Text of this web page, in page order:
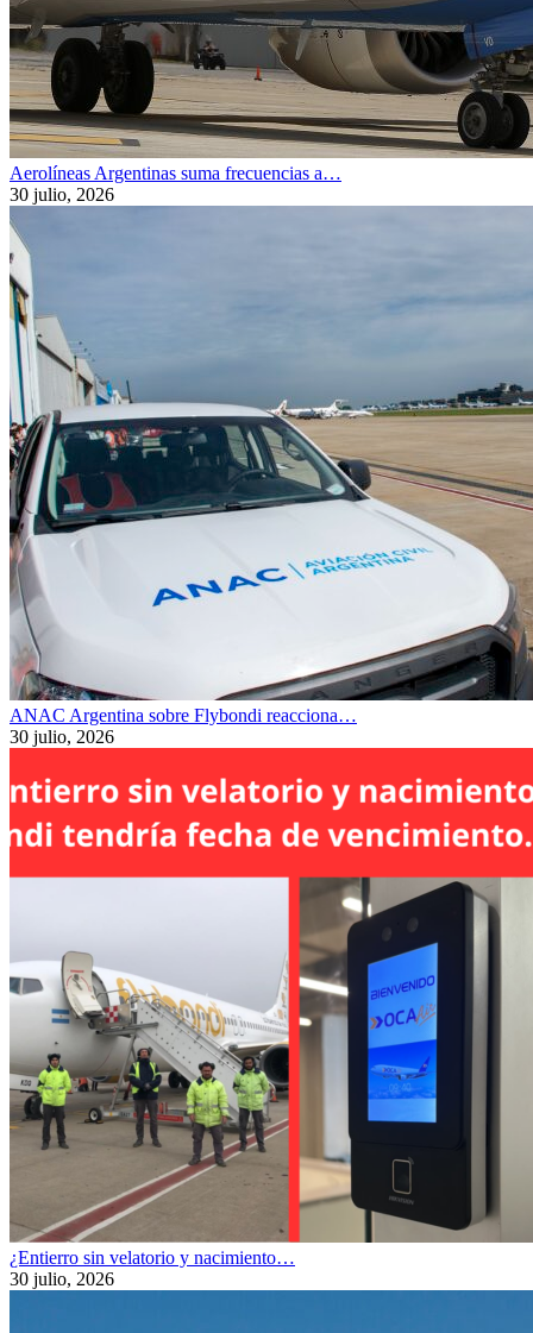
Aerolíneas Argentinas suma frecuencias a…
30 julio, 2026
ANAC Argentina sobre Flybondi reacciona…
30 julio, 2026
¿Entierro sin velatorio y nacimiento…
30 julio, 2026